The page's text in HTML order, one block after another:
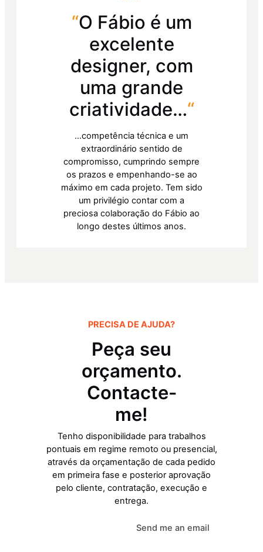
“O Fábio é um
excelente
designer, com
uma grande
criatividade…“
…competência técnica e um
extraordinário sentido de
compromisso, cumprindo sempre
os prazos e empenhando-se ao
máximo em cada projeto. Tem sido
um privilégio contar com a
preciosa colaboração do Fábio ao
longo destes últimos anos.
PRECISA DE AJUDA?
Peça seu
orçamento.
Contacte-
me!
Tenho disponibilidade para trabalhos
pontuais em regime remoto ou presencial,
através da orçamentação de cada pedido
em primeira fase e posterior aprovação
pelo cliente, contratação, execução e
entrega.
Send me an email